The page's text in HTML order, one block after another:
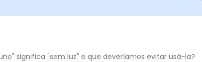
significa "sem luz" e que deveríamos evitar usá-la?